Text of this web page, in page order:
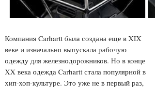
Компания Carhartt была создана еще в XIX
веке и изначально выпускала рабочую
одежду для железнодорожников. Но в конце
XX века одежда Carhartt стала популярной в
хип-хоп-культуре. Это уже не в первый раз,